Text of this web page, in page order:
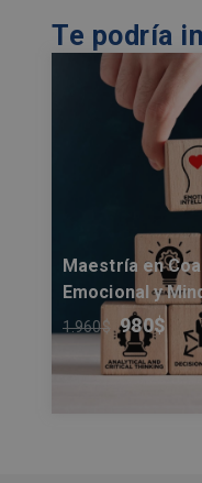
Te podría
Maestría en
Emocional y
1.960$ 980$